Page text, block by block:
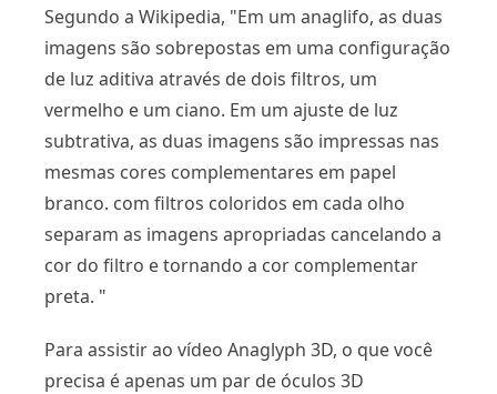
Segundo a Wikipedia, "Em um anaglifo, as duas
imagens são sobrepostas em uma configuração
de luz aditiva através de dois filtros, um
vermelho e um ciano. Em um ajuste de luz
subtrativa, as duas imagens são impressas nas
mesmas cores complementares em papel
branco. com filtros coloridos em cada olho
separam as imagens apropriadas cancelando a
cor do filtro e tornando a cor complementar
preta. "
Para assistir ao vídeo Anaglyph 3D, o que você
precisa é apenas um par de óculos 3D